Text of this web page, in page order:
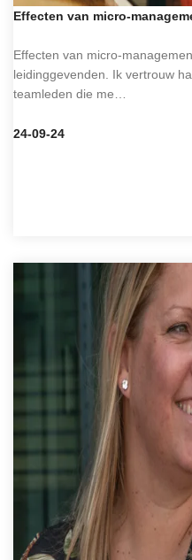
Effecten van micro-
Effecten van micro-
leidinggevenden. Ik vertrouw
teamleden die me…
24-09-24